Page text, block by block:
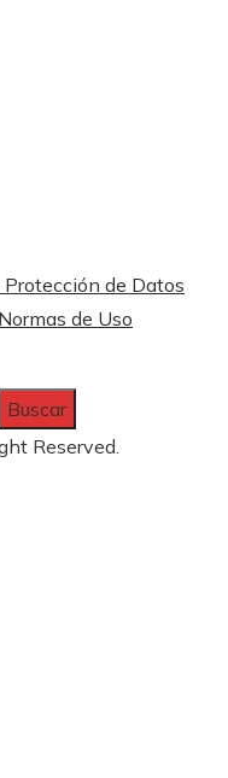
de Datos
de Uso
Reserved.